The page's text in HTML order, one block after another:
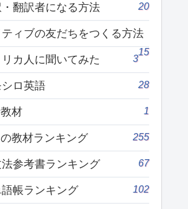
翻訳者になる方法 20
ィブの友だちをつくる方法
15
カ人に聞いてみた 3
ロ英語 28
材 1
教材ランキング 255
参考書ランキング 67
帳ランキング 102